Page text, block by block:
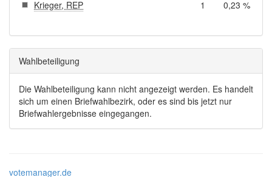
Krieger, REP
1 0,23 %
Wahlbeteiligung
Die Wahlbeteiligung kann nicht angezeigt werden. Es handelt
sich um einen Briefwahlbezirk, oder es sind bis jetzt nur
Briefwahlergebnisse eingegangen.
votemanager.de